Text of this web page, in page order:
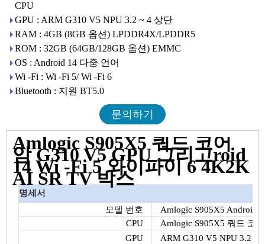
CPU
GPU : ARM G310 V5 NPU 3.2 ~ 4 상단
RAM : 4GB (8GB 옵션) LPDDR4X/LPDDR5
ROM : 32GB (64GB/128GB 옵션) EMMC
OS : Android 14 다중 언어
Wi -Fi : Wi -Fi 5/ Wi -Fi 6
Bluetooth : 지원 BT5.0
문의하기
Amlogic S905X5 쿼드 코어
암 G310 V5 GPU 그리고roid
14 Wi -Fi 5 와이파이 6 4K2K
AI SR TV 박스
명세서
모델 번호
Amlogic S905X5 Android
CPU
Amlogic S905X5 쿼드 코
GPU
ARM G310 V5 NPU 3.2 ~